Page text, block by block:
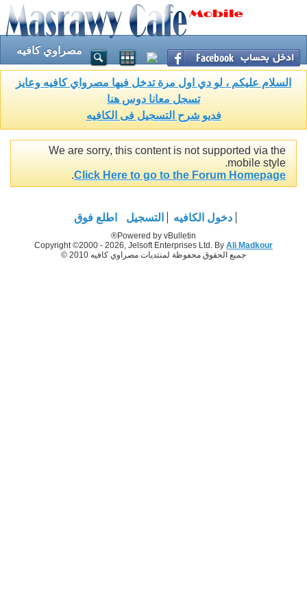
مصراوي كافيه
السلام عليكم ، لو دي اول مرة تدخل فيها مصرواي كافيه وعايز
تسجل معانا دوس هنا
فديو شرح التسجيل فى الكافيه
We are sorry, this content is not supported via the
mobile style.
Click Here to go to the Forum Homepage
.
دخول الكافيه التسجيل اطلع فوق
Powered by vBulletin®
Copyright ©2000 - 2026, Jelsoft Enterprises Ltd. By Ali Madkour
جميع الحقوق محفوظة لمنتديات مصراوي كافيه 2010 ©